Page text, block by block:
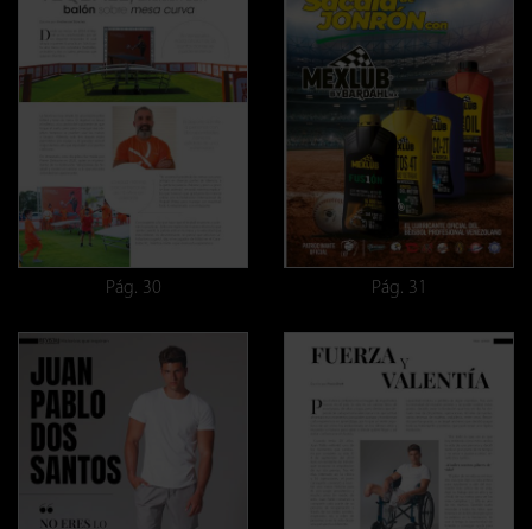
Pág. 30 Pág. 31